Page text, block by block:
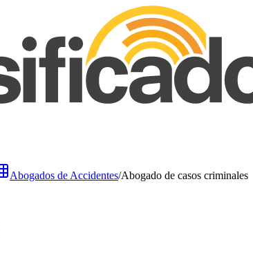
Abogados de Accidentes/Abogado de casos criminales